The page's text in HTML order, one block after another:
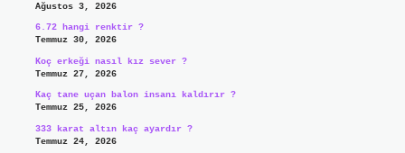
Ağustos 3, 2026
6.72 hangi renktir ?
Temmuz 30, 2026
Koç erkeği nasıl kız sever ?
Temmuz 27, 2026
Kaç tane uçan balon insanı kaldırır ?
Temmuz 25, 2026
333 karat altın kaç ayardır ?
Temmuz 24, 2026